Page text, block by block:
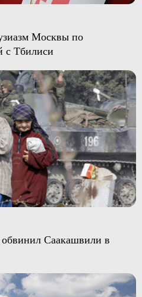
Москвы по
с Тбилиси
Саакашвили в